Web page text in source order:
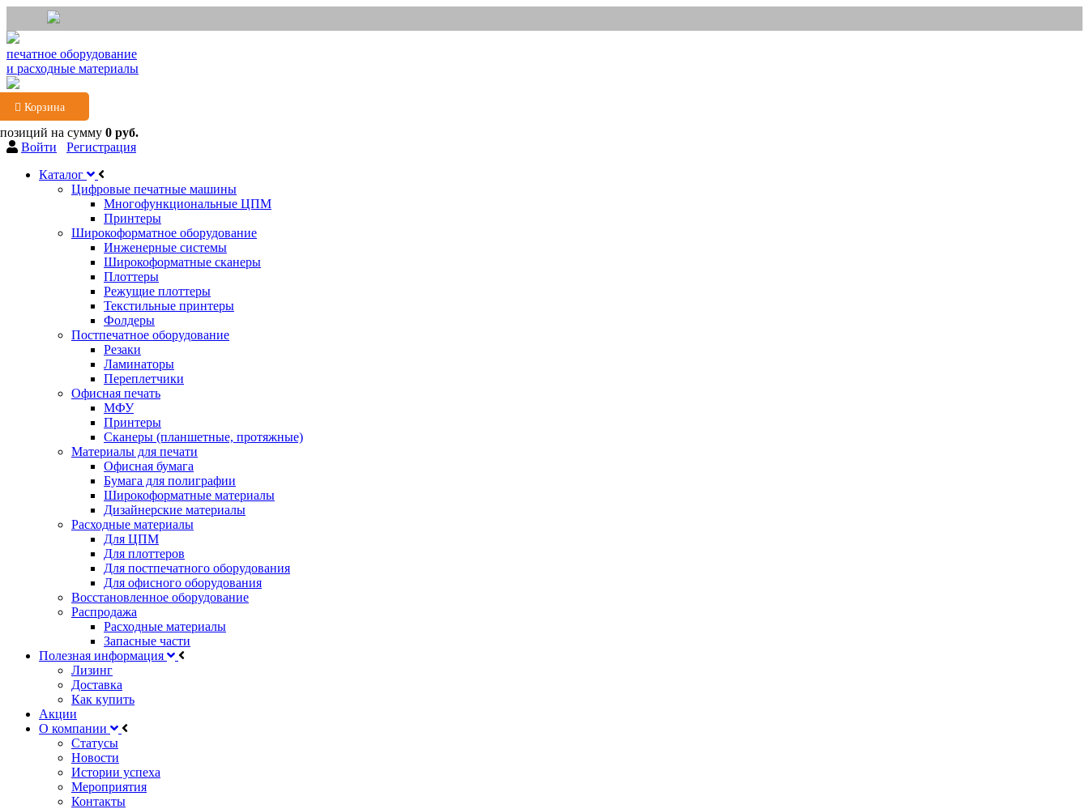
печатное оборудование
и расходные материалы
Корзина
на сумму 0 руб.
Войти
Регистрация
Каталог
Цифровые печатные машины
Многофункциональные ЦПМ
Принтеры
Широкоформатное оборудование
Инженерные системы
Широкоформатные сканеры
Плоттеры
Режущие плоттеры
Текстильные принтеры
Фолдеры
Постпечатное оборудование
Резаки
Ламинаторы
Переплетчики
Офисная печать
МФУ
Принтеры
Сканеры (планшетные, протяжные)
Материалы для печати
Офисная бумага
Бумага для полиграфии
Широкоформатные материалы
Дизайнерские материалы
Расходные материалы
Для ЦПМ
Для плоттеров
Для постпечатного оборудования
Для офисного оборудования
Восстановленное оборудование
Распродажа
Расходные материалы
Запасные части
Полезная информация
Лизинг
Доставка
Как купить
Акции
О компании
Статусы
Новости
Истории успеха
Мероприятия
Контакты